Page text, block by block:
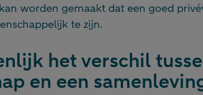
worden gemaakt dat een goed
te zijn.
het verschil
en een